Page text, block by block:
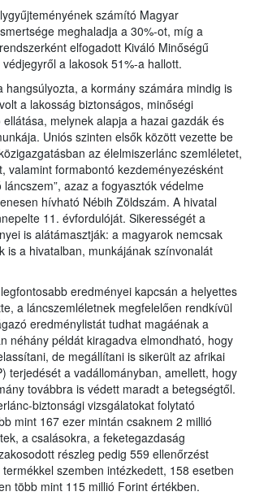
számító Magyar
meghaladja a 30%-ot, míg a
elfogadott Kiváló Minőségű
a lakosok 51%-a hallott.
hangsúlyozta, a kormány számára mindig is
a lakosság biztonságos, minőségi
melynek alapja a hazai gazdák és
Uniós szinten elsők között vezette be
az élelmiszerlánc szemléletet,
valamint formabontó kezdeményezésként
láncszem”, azaz a fogyasztók védelme
hívható Nébih Zöldszám. A hivatal
11. évfordulóját. Sikerességét a
is alátámasztják: a magyarok nemcsak
is a hivatalban, munkájának színvonalát
eredményei kapcsán a helyettes
a láncszemléletnek megfelelően rendkívül
eredménylistát tudhat magáénak a
néhány példát kiragadva elmondható, hogy
de megállítani is sikerült az afrikai
terjedését a vadállományban, amellett, hogy
továbbra is védett maradt a betegségtől.
biztonsági vizsgálatokat folytató
mint 167 ezer mintán csaknem 2 millió
a csalásokra, a feketegazdaság
részleg pedig 559 ellenőrzést
szemben intézkedett, 158 esetben
több mint 115 millió Forint értékben.